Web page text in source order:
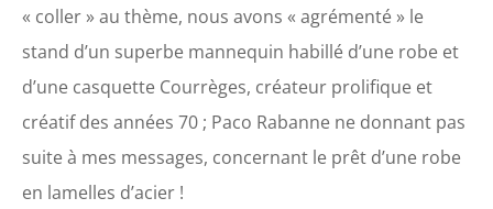
« coller » au thème, nous avons « agrémenté » le
stand d’un superbe mannequin habillé d’une robe et
d’une casquette Courrèges, créateur prolifique et
créatif des années 70 ; Paco Rabanne ne donnant pas
suite à mes messages, concernant le prêt d’une robe
en lamelles d’acier !